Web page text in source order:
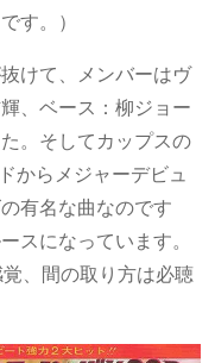
す。）
けて、メンバーはヴ
、ベース：柳ジョー
。そしてカップスの
からメジャーデビュ
有名な曲なのです
スになっています。
、間の取り方は必聴